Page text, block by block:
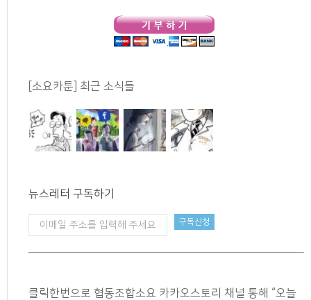
[소요카툰] 최근 소식들
뉴스레터 구독하기
클릭한번으로 협동조합소요 카카오스토리 채널 통해 “오늘